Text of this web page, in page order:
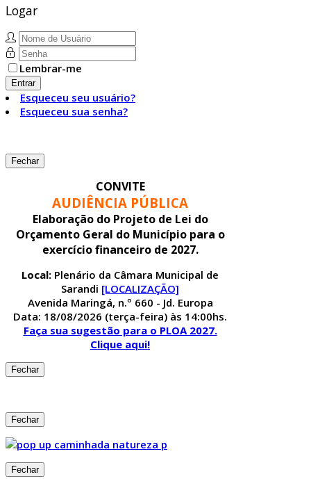
Logar
Lembrar-me
Entrar
Esqueceu seu usuário?
Esqueceu sua senha?
Fechar
CONVITE
AUDIÊNCIA PÚBLICA
Elaboração do Projeto de Lei do
Orçamento Geral do Município para o
exercício financeiro de 2027.
Local: Plenário da Câmara Municipal de
Sarandi [LOCALIZAÇÃO]
Avenida Maringá, n.º 660 - Jd. Europa
Data: 18/08/2026 (terça-feira) às 14:00hs.
Faça sua sugestão para o PLOA 2027.
Clique aqui!
Fechar
Fechar
Fechar